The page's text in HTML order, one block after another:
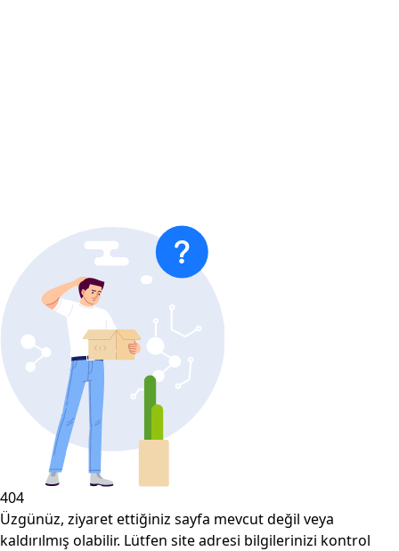
404
Üzgünüz, ziyaret ettiğiniz sayfa mevcut değil veya
kaldırılmış olabilir. Lütfen site adresi bilgilerinizi kontrol